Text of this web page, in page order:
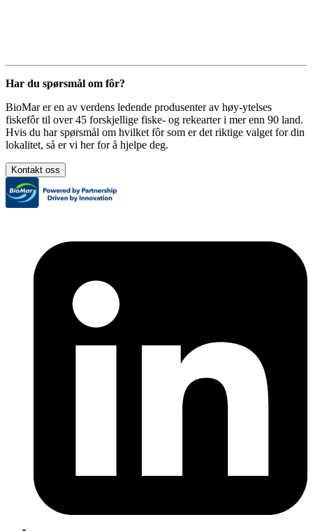
Har du spørsmål om fôr?
BioMar er en av verdens ledende produsenter av høy-ytelses
fiskefôr til over 45 forskjellige fiske- og rekearter i mer enn 90 land.
Hvis du har spørsmål om hvilket fôr som er det riktige valget for din
lokalitet, så er vi her for å hjelpe deg.
Kontakt oss